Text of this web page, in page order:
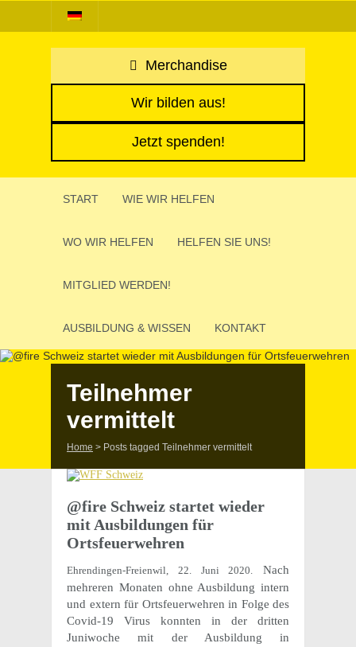
Merchandise
Wir bilden aus!
Jetzt spenden!
START WIE WIR HELFEN
WO WIR HELFEN HELFEN SIE UNS!
MITGLIED WERDEN!
AUSBIL­DUNG & WISSEN KONTAKT
Teilnehmer
vermittelt
Home > Posts tagged Teilnehmer vermittelt
@fire Schweiz star­tet wieder
mit Ausbil­dun­gen für
Ortsfeuerwehren
Ehrendingen-Freienwil, 22. Juni 2020. Nach
mehreren Monaten ohne Ausbildung intern
und extern für Ortsfeuerwehren in Folge des
Covid-19 Virus konnten in der dritten
Juniwoche mit der Ausbildung in